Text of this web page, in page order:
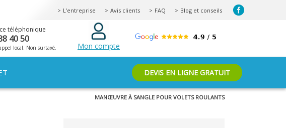
L'entreprise Avis clients FAQ Blog et conseils
téléphonique
40 50
local. Non surtaxé. Mon compte
DEVIS EN LIGNE GRATUIT
MANŒUVRE À SANGLE POUR VOLETS ROULANTS